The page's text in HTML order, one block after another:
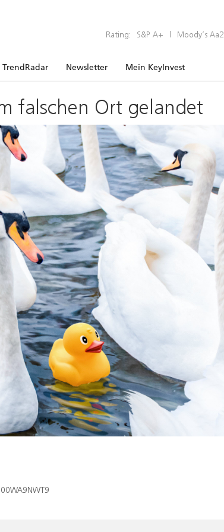
Rating: S&P A+ | Moody’s Aa2
TrendRadar Newsletter Mein KeyInvest
falschen Ort gelandet